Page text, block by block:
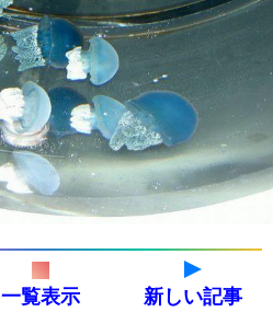
一覧表示 新しい記事